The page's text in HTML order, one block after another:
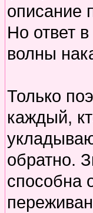
описание
Но ответ
волны
Только
каждый,
обратно.
способна